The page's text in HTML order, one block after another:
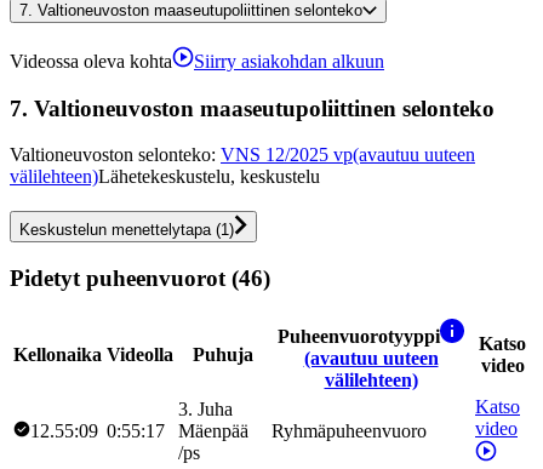
7. Valtioneuvoston maaseutupoliittinen selonteko
Videossa oleva kohta Siirry asiakohdan alkuun
7. Valtioneuvoston maaseutupoliittinen selonteko
Valtioneuvoston selonteko: VNS 12/2025 vp(avautuu uuteen
välilehteen)Lähetekeskustelu, keskustelu
Keskustelun menettelytapa(1)
Pidetyt puheenvuorot (46)
Kellonaika Videolla Puhuja
Puheenvuorotyyppi
(avautuu uuteen
välilehteen)
Katso
video
12.55:09 0:55:17
3. Juha
Mäenpää
/ps
Ryhmäpuheenvuoro
Katso
video